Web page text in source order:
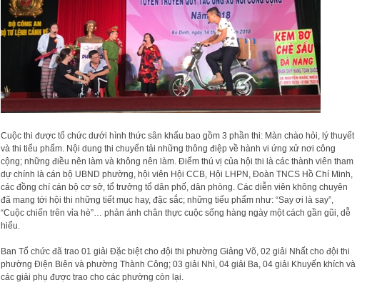
Cuộc thi được tổ chức dưới hình thức sân khấu bao gồm 3 phần thi: Màn chào hỏi, lý thuyết
và thi tiểu phẩm. Nội dung thi chuyển tải những thông điệp về hành vi ứng xử nơi công
cộng; những điều nên làm và không nên làm. Điểm thú vị của hội thi là các thành viên tham
dự chính là cán bộ UBND phường, hội viên Hội CCB, Hội LHPN, Đoàn TNCS Hồ Chí Minh,
các đồng chí cán bộ cơ sở, tổ trưởng tổ dân phố, dân phòng. Các diễn viên không chuyên
đã mang tới hội thi những tiết mục hay, đặc sắc; những tiểu phẩm như: “Say ơi là say”,
“Cuộc chiến trên vỉa hè”… phản ánh chân thực cuộc sống hàng ngày một cách gần gũi, dễ
hiểu.
Ban Tổ chức đã trao 01 giải Đặc biệt cho đội thi phường Giảng Võ, 02 giải Nhất cho đội thi
phường Điện Biên và phường Thành Công; 03 giải Nhì, 04 giải Ba, 04 giải Khuyến khích và
các giải phụ được trao cho các phường còn lại.